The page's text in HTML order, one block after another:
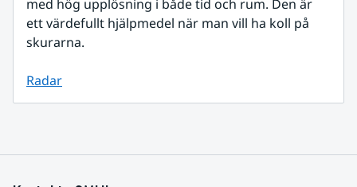
med hög upplösning i både tid och rum. Den är
ett värdefullt hjälpmedel när man vill ha koll på
skurarna.
Radar